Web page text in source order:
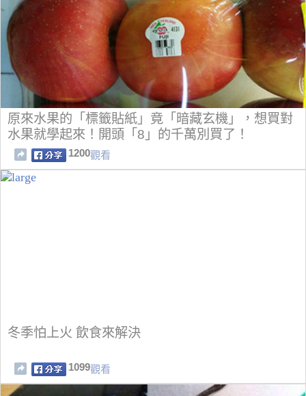
原來水果的「標籤貼紙」竟「暗藏玄機」，想買對
水果就學起來！開頭「8」的千萬別買了！
1200觀看
冬季怕上火 飲食來解決
1099觀看